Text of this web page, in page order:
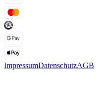
ImpressumDatenschutzAGB